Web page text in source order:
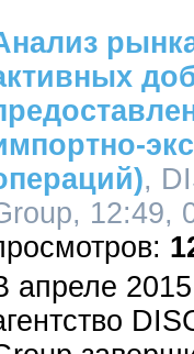
,
12:49,
апреле